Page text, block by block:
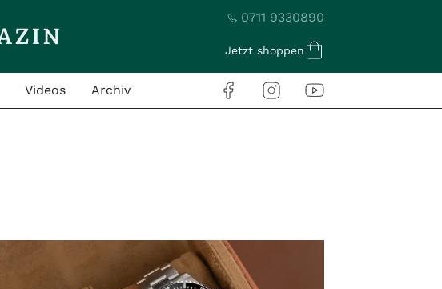
0711 9330890
Videos Archiv
Jetzt shoppen